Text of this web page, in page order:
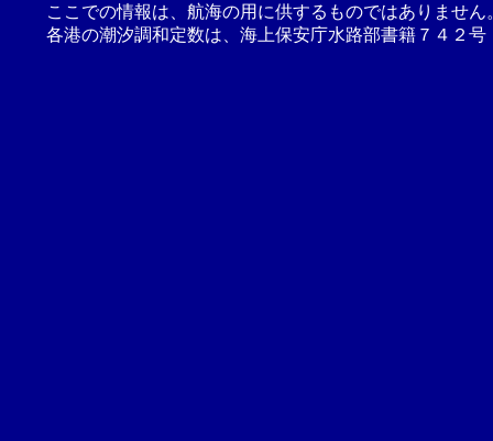
ここでの情報は、航海の用に供するものではありませ
各港の潮汐調和定数は、海上保安庁水路部書籍７４２